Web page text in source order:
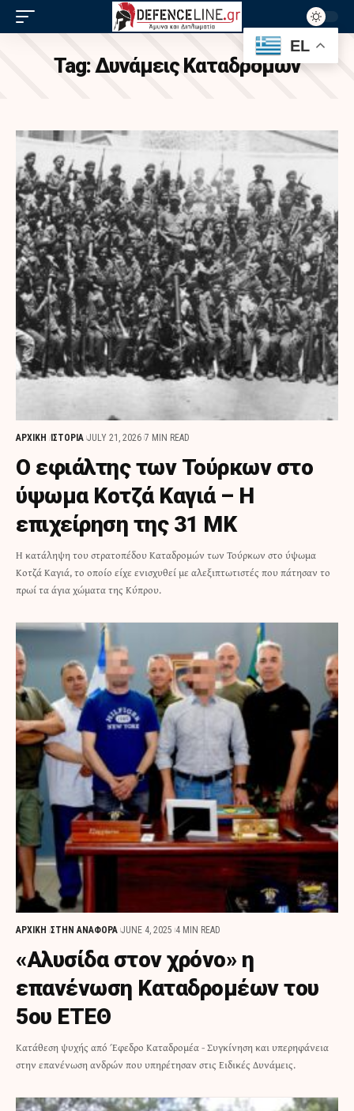
Tag:Δυνάμεις Καταδρομών
ΑΡΧΙΚΗ ΙΣΤΟΡΙΑ JULY 21, 2026 7 MIN READ
Ο εφιάλτης των Τούρκων στο
ύψωμα Κοτζά Καγιά – Η
επιχείρηση της 31 ΜΚ
Η κατάληψη του στρατοπέδου Καταδρομών των Τούρκων στο ύψωμα
Κοτζά Καγιά, το οποίο είχε ενισχυθεί με αλεξιπτωτιστές που πάτησαν το
πρωί τα άγια χώματα της Κύπρου.
ΑΡΧΙΚΗ ΣΤΗΝ ΑΝΑΦΟΡΑ JUNE 4, 2025 4 MIN READ
«Αλυσίδα στον χρόνο» η
επανένωση Καταδρομέων του
5ου ΕΤΕΘ
Κατάθεση ψυχής από Έφεδρο Καταδρομέα - Συγκίνηση και υπερηφάνεια
στην επανένωση ανδρών που υπηρέτησαν στις Ειδικές Δυνάμεις.
EL